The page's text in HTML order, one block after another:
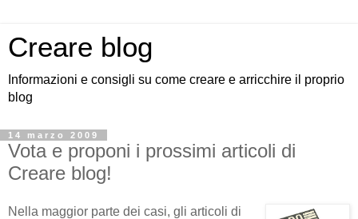
Creare blog
Informazioni e consigli su come creare e arricchire il proprio
blog
14 marzo 2009
Vota e proponi i prossimi articoli di
Creare blog!
Nella maggior parte dei casi, gli articoli di